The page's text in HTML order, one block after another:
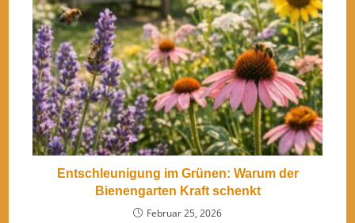
Entschleunigung im Grünen: Warum der
Bienengarten Kraft schenkt
Februar 25, 2026